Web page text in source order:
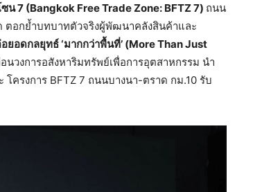
น 7 (Bangkok Free Trade Zone: BFTZ 7) ถนน
ตอกย้ำบทบาทตัวจริงผู้พัฒนาคลังสินค้าและ
ยอดกลยุทธ์ ‘มากกว่าพื้นที่’ (More Than Just
วงการอสังหาริมทรัพย์เพื่อการอุตสาหกรรม นำ
ครงการ BFTZ 7 ถนนบางนา-ตราด กม.10 รับ